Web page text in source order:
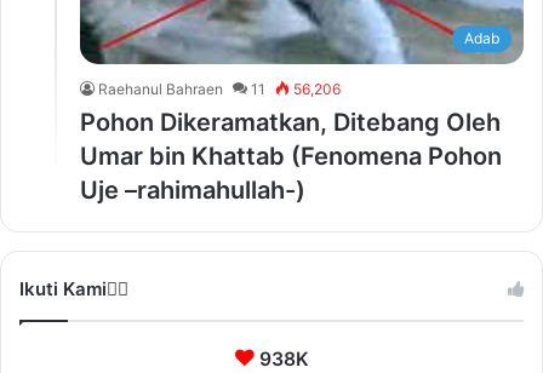
Adab
Raehanul Bahraen 11 56,206
Pohon Dikeramatkan, Ditebang Oleh
Umar bin Khattab (Fenomena Pohon
Uje –rahimahullah-)
Ikuti Kami❤️‍🔥
938K